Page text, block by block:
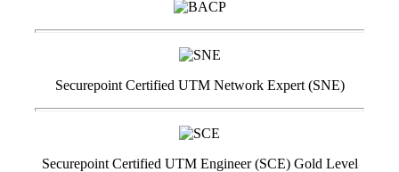
Securepoint Certified UTM Network Expert (SNE)
Securepoint Certified UTM Engineer (SCE) Gold Level